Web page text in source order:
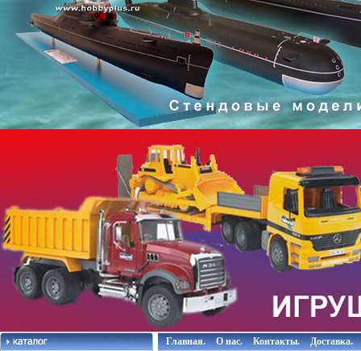
Главная. О нас. Контакты. Доставка.